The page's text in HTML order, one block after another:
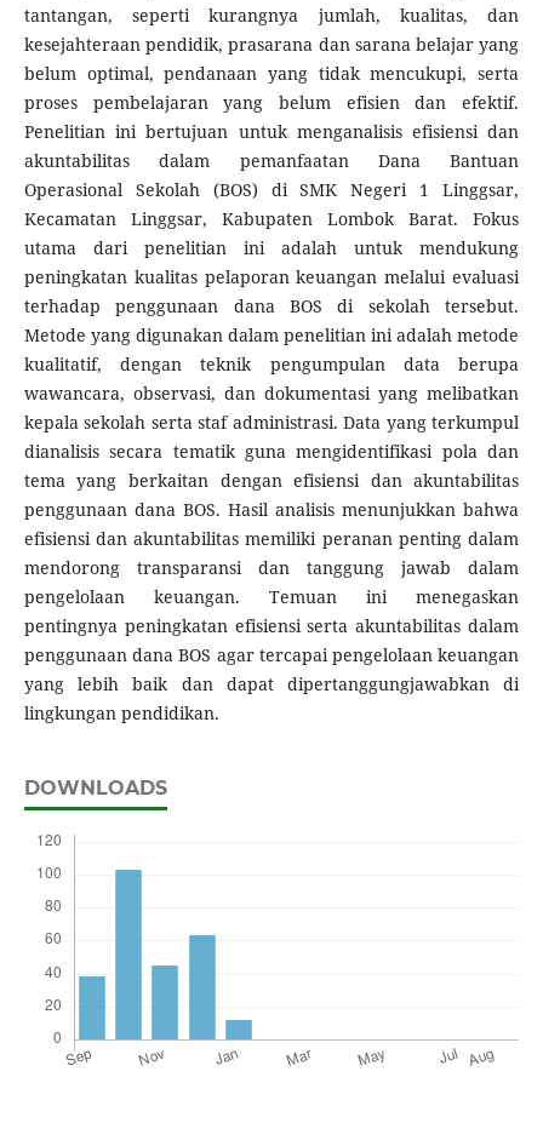
tantangan, seperti kurangnya jumlah, kualitas, dan
kesejahteraan pendidik, prasarana dan sarana belajar yang
belum optimal, pendanaan yang tidak mencukupi, serta
proses pembelajaran yang belum efisien dan efektif.
Penelitian ini bertujuan untuk menganalisis efisiensi dan
akuntabilitas dalam pemanfaatan Dana Bantuan
Operasional Sekolah (BOS) di SMK Negeri 1 Linggsar,
Kecamatan Linggsar, Kabupaten Lombok Barat. Fokus
utama dari penelitian ini adalah untuk mendukung
peningkatan kualitas pelaporan keuangan melalui evaluasi
terhadap penggunaan dana BOS di sekolah tersebut.
Metode yang digunakan dalam penelitian ini adalah metode
kualitatif, dengan teknik pengumpulan data berupa
wawancara, observasi, dan dokumentasi yang melibatkan
kepala sekolah serta staf administrasi. Data yang terkumpul
dianalisis secara tematik guna mengidentifikasi pola dan
tema yang berkaitan dengan efisiensi dan akuntabilitas
penggunaan dana BOS. Hasil analisis menunjukkan bahwa
efisiensi dan akuntabilitas memiliki peranan penting dalam
mendorong transparansi dan tanggung jawab dalam
pengelolaan keuangan. Temuan ini menegaskan
pentingnya peningkatan efisiensi serta akuntabilitas dalam
penggunaan dana BOS agar tercapai pengelolaan keuangan
yang lebih baik dan dapat dipertanggungjawabkan di
lingkungan pendidikan.
DOWNLOADS